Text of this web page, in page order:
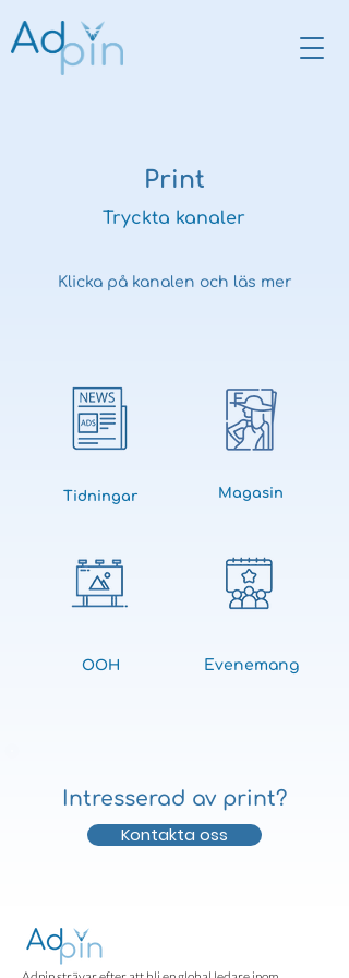
Print
Tryckta kanaler
Klicka på kanalen och läs mer
Tidningar Magasin
OOH Evenemang
Intresserad av print?
Kontakta oss